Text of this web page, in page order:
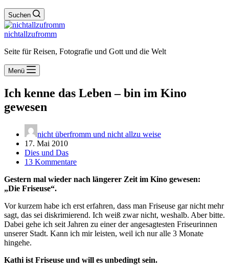
Suchen
nichtallzufromm
Seite für Reisen, Fotografie und Gott und die Welt
Menü
Ich kenne das Leben – bin im Kino
gewesen
nicht überfromm und nicht allzu weise
17. Mai 2010
Dies und Das
13 Kommentare
Gestern mal wieder nach längerer Zeit im Kino gewesen:
„Die Friseuse“.
Vor kurzem habe ich erst erfahren, dass man Friseuse gar nicht mehr
sagt, das sei diskrimierend. Ich weiß zwar nicht, weshalb. Aber bitte.
Dabei gehe ich seit Jahren zu einer der angesagtesten Friseurinnen
unserer Stadt. Kann ich mir leisten, weil ich nur alle 3 Monate
hingehe.
Kathi ist Friseuse und will es unbedingt sein.